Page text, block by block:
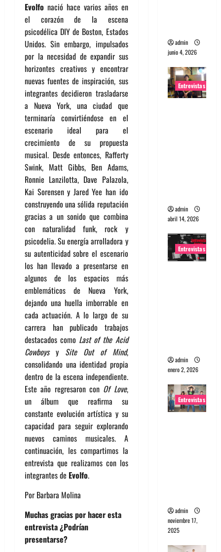
Evolfo nació hace varios años en
el corazón de la escena
psicodélica DIY de Boston, Estados
Unidos. Sin embargo, impulsados
por la necesidad de expandir sus
horizontes creativos y encontrar
nuevas fuentes de inspiración, sus
integrantes decidieron trasladarse
a Nueva York, una ciudad que
terminaría convirtiéndose en el
escenario ideal para el
crecimiento de su propuesta
musical. Desde entonces, Rafferty
Swink, Matt Gibbs, Ben Adams,
Ronnie Lanzilotta, Dave Palazola,
Kai Sorensen y Jared Yee han ido
construyendo una sólida reputación
gracias a un sonido que combina
con naturalidad funk, rock y
psicodelia. Su energía arrolladora y
su autenticidad sobre el escenario
los han llevado a presentarse en
algunos de los espacios más
emblemáticos de Nueva York,
dejando una huella imborrable en
cada actuación. A lo largo de su
carrera han publicado trabajos
destacados como Last of the Acid
Cowboysy Site Out of Mind,
consolidando una identidad propia
dentro de la escena independiente.
Este año regresaron con Of Love,
un álbum que reafirma su
constante evolución artística y su
capacidad para seguir explorando
nuevos caminos musicales. A
continuación, les compartimos la
entrevista que realizamos con los
integrantes de Evolfo.
Por Barbara Molina
Muchas gracias por hacer esta
entrevista ¿Podrían
presentarse?
admin
junio 4, 2026
Entrevistas
admin
abril 14, 2026
Entrevistas
admin
enero 2, 2026
Entrevistas
admin
noviembre 17,
2025